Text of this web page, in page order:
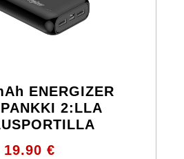
ENERGIZER
2:LLA
19.90 €